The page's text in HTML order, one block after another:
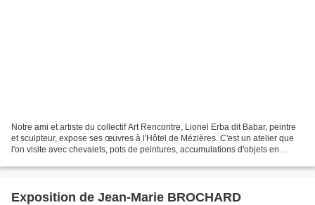
Notre ami et artiste du collectif Art Rencontre, Lionel Erba dit Babar, peintre
et sculpteur, expose ses œuvres à l'Hôtel de Mézières. C'est un atelier que
l'on visite avec chevalets, pots de peintures, accumulations d'objets en
Exposition de Jean-Marie BROCHARD